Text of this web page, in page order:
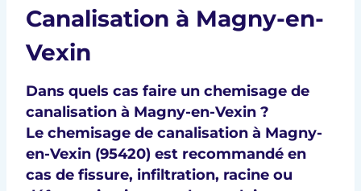
Canalisation à Magny-en-
Vexin
Dans quels cas faire un chemisage de
canalisation à Magny-en-Vexin ?
Le chemisage de canalisation à Magny-
en-Vexin (95420) est recommandé en
cas de fissure, infiltration, racine ou